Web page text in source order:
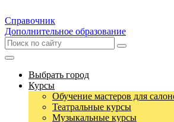
Справочник
Дополнительное образование
Выбрать город
Курсы
Обучение мастеров для
Театральные курсы
Музыкальные курсы